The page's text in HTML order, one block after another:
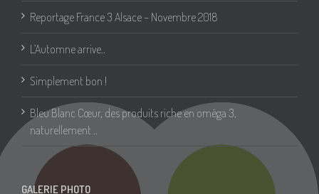
Reportage France 3 Alsace – Novembre 2018
L’Automne arrive..
Simplement bon !
Bleu Blanc Cœur, des produits riche en oméga 3,
naturellement ..
GALERIE PHOTO